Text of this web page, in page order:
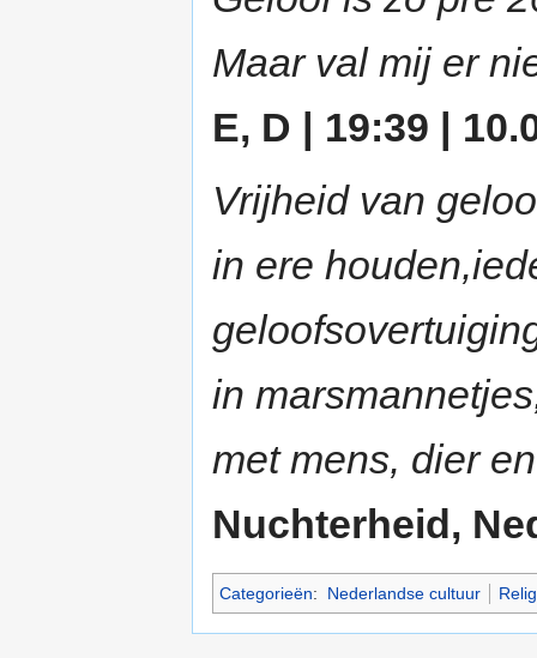
Maar val mij er
E, D | 19:39 |
Vrijheid van
in ere
in
met mens, dier
Nuchterheid,
Categorieën: Nederlandse cultuur